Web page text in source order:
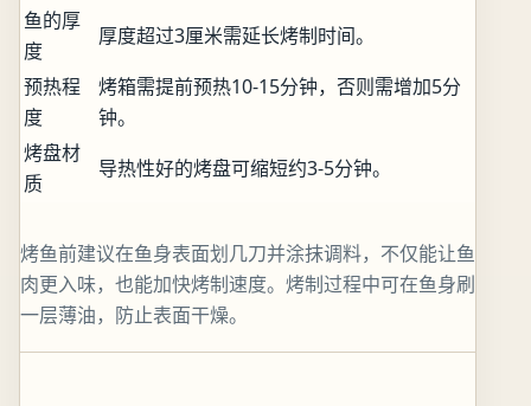
鱼的厚
度
厚度超过3厘米需延长烤制时间。
预热程
度
烤箱需提前预热10-15分钟，否则需增加5分
钟。
烤盘材
质
导热性好的烤盘可缩短约3-5分钟。
烤鱼前建议在鱼身表面划几刀并涂抹调料，不仅能让鱼
肉更入味，也能加快烤制速度。烤制过程中可在鱼身刷
一层薄油，防止表面干燥。